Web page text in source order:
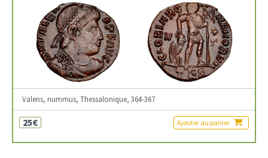
Valens, nummus, Thessalonique, 364-367
25€ Ajouter au panier